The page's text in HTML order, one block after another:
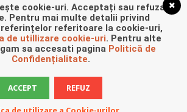
Digitala Copyright © 2026.
cookie-uri. Acceptați sau refuzați
Pentru mai multe detalii privind
referitoare la cookie-uri,
de utillizare cookie-uri. Pentru alte
sa accesati pagina Politică de
Confidențialitate.
ACCEPT REFUZ